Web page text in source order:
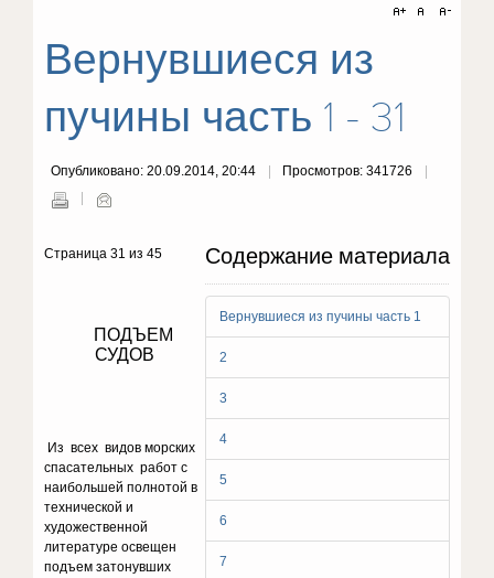
Вернувшиеся из
пучины часть 1 - 31
Опубликовано: 20.09.2014, 20:44 Просмотров: 341726
Содержание материала
Вернувшиеся из пучины часть 1
2
3
4
5
6
7
Страница 31 из 45
ПОДЪЕМ
СУДОВ
Из всех видов морских
спасательных работ с
наибольшей полнотой в
технической и
художественной
литературе освещен
подъем затонувших